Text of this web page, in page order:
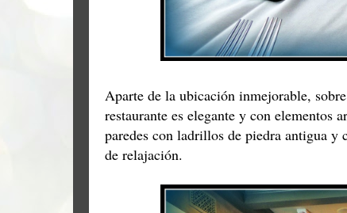
Aparte de la ubicación inmejorable,
restaurante es elegante y con elementos
paredes con ladrillos de piedra antigua y
de relajación.